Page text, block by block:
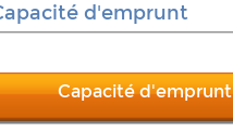
d'emprunt
Capacité d'emprunt